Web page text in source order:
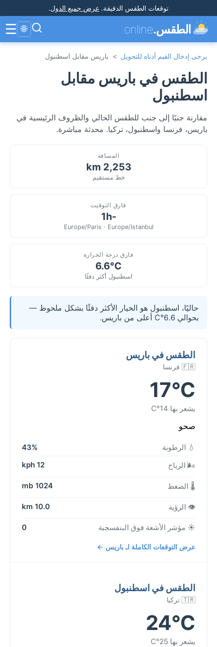
توقعات الطقس الدقيقة. عرض جميع الدول.
الطقس.online
🌐
☰
يرجى إدخال القيم أدناه للتحويل > باريس مقابل اسطنبول
الطقس في باريس مقابل
اسطنبول
مقارنة جنبًا إلى جنب للطقس الحالي والظروف الرئيسية في
باريس، فرنسا واسطنبول، تركيا. محدثة مباشرة.
المسافة
2,253 km
خط مستقيم
فارق التوقيت
-1h
Europe/Paris · Europe/Istanbul
فارق درجة الحرارة
6.6°C
اسطنبول أكثر دفئًا
حاليًا، اسطنبول هو الخيار الأكثر دفئًا بشكل ملحوظ —
بحوالي 6.6°C أعلى من باريس.
الطقس في باريس
🇫🇷 فرنسا
17°C
يشعر بها 14°C
صحو
💧 الرطوبة
43%
🌬️ الرياح
12 kph
🌡️ الضغط 1024 mb
👁️ الرؤية 10.0 km
☀️ مؤشر الأشعة فوق البنفسجية 0
عرض التوقعات الكاملة لـ باريس ←
الطقس في اسطنبول
🇹🇷 تركيا
24°C
يشعر بها 25°C